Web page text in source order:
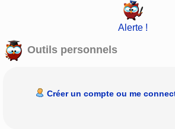
Alerte !
Outils personnels
Créer un compte ou me